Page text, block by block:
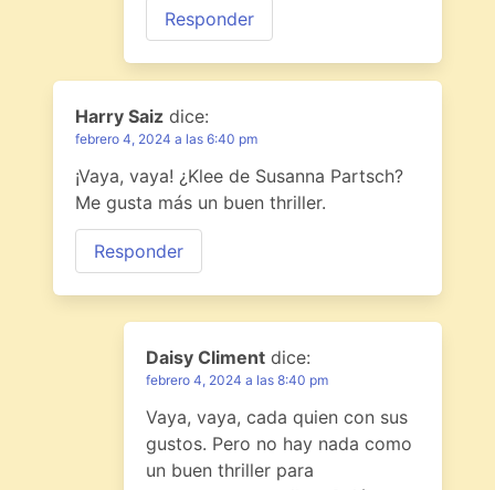
Responder
Harry Saiz dice:
febrero 4, 2024 a las 6:40 pm
¡Vaya, vaya! ¿Klee de Susanna Partsch?
Me gusta más un buen thriller.
Responder
Daisy Climent dice:
febrero 4, 2024 a las 8:40 pm
Vaya, vaya, cada quien con sus
gustos. Pero no hay nada como
un buen thriller para